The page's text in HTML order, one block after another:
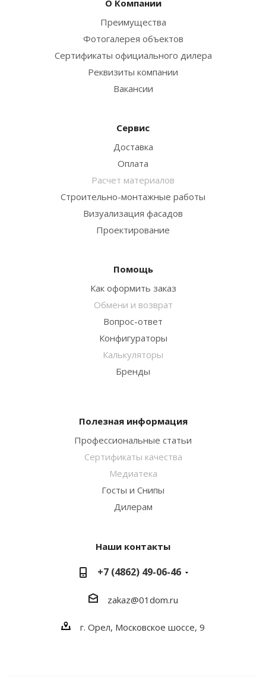
О Компании
Преимущества
Фотогалерея объектов
Сертификаты официального дилера
Реквизиты компании
Вакансии
Сервис
Доставка
Оплата
Расчет материалов
Строительно-монтажные работы
Визуализация фасадов
Проектирование
Помощь
Как оформить заказ
Обмени и возврат
Вопрос-ответ
Конфигураторы
Калькуляторы
Бренды
Полезная информация
Профессиональные статьи
Сертификаты качества
Медиатека
Госты и Снипы
Дилерам
Наши контакты
+7 (4862) 49-06-46
zakaz@01dom.ru
г. Орел, Московское шоссе, 9